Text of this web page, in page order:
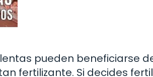
pueden beneficiarse
fertilizante. Si decides